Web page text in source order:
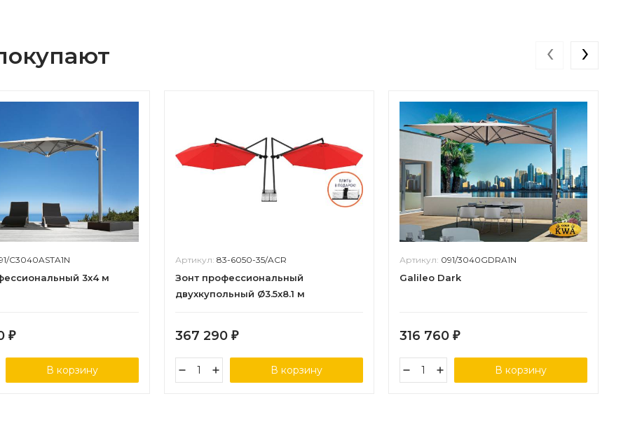
C3040ASTA1N
3х4 м
₽
В корзину
Артикул: 83-6050-35/ACR
Зонт профессиональный
двухкупольный Ø3.5х8.1 м
367 290 ₽
В корзину
Артикул: 091/3040GDRA1N
Galileo Dark
316 760 ₽
В корзину
‹ ›